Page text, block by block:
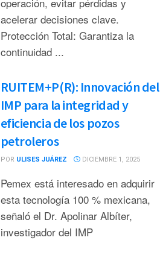
acelerar decisiones clave.
Protección Total: Garantiza la
continuidad ...
RUITEM+P(R): Innovación del
IMP para la integridad y
eficiencia de los pozos
petroleros
POR ULISES JUÁREZ DICIEMBRE 1, 2025
Pemex está interesado en adquirir
esta tecnología 100 % mexicana,
señaló el Dr. Apolinar Albíter,
investigador del IMP